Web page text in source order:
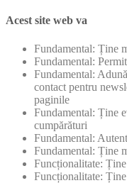
Acest site web va
Fundamental: Ține
Fundamental:
Fundamental:
contact pentru
paginile
Fundamental: Ține
cumpărături
Fundamental:
Fundamental: Ține
Funcționalitate:
Funcționalitate: